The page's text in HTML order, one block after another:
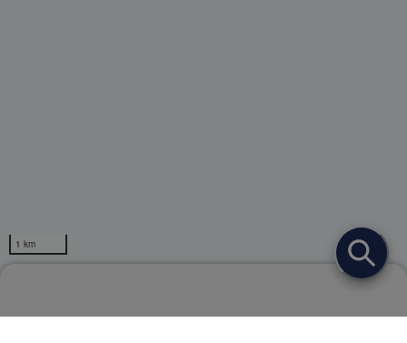
1 km